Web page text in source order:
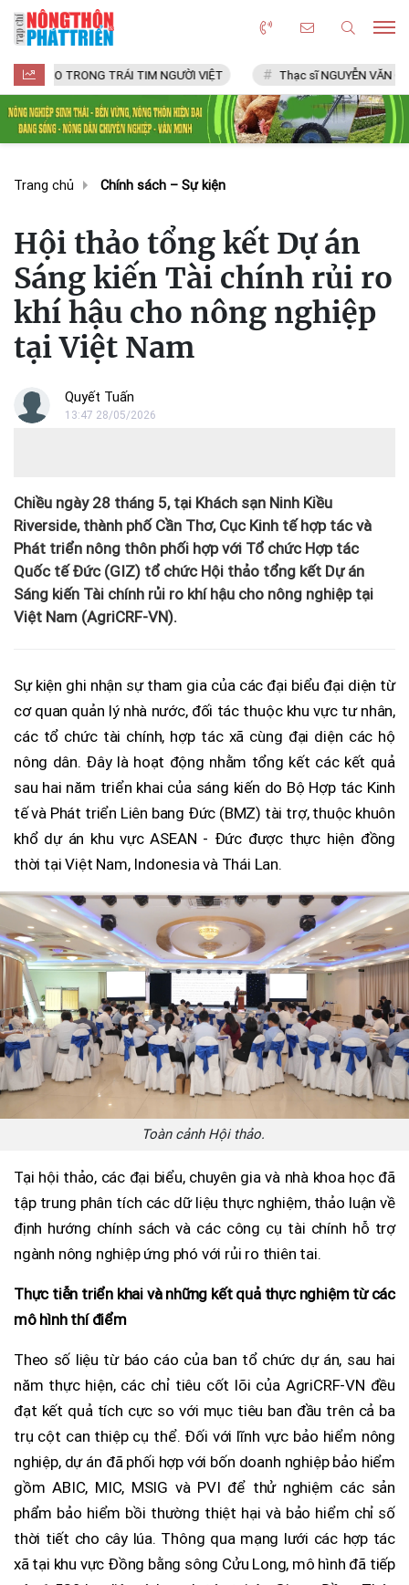
TRÁI TIM NGƯỜI VIỆT Thạc sĩ NGUYỄN VĂN CHÍ LÀNG
Trang chủ Chính sách – Sự kiện
Hội thảo tổng kết Dự án
Sáng kiến Tài chính rủi ro
khí hậu cho nông nghiệp
tại Việt Nam
Quyết Tuấn
13:47 28/05/2026
Chiều ngày 28 tháng 5, tại Khách sạn Ninh Kiều
Riverside, thành phố Cần Thơ, Cục Kinh tế hợp tác và
Phát triển nông thôn phối hợp với Tổ chức Hợp tác
Quốc tế Đức (GIZ) tổ chức Hội thảo tổng kết Dự án
Sáng kiến Tài chính rủi ro khí hậu cho nông nghiệp tại
Việt Nam (AgriCRF-VN).
Sự kiện ghi nhận sự tham gia của các đại biểu đại diện từ
cơ quan quản lý nhà nước, đối tác thuộc khu vực tư nhân,
các tổ chức tài chính, hợp tác xã cùng đại diện các hộ
nông dân. Đây là hoạt động nhằm tổng kết các kết quả
sau hai năm triển khai của sáng kiến do Bộ Hợp tác Kinh
tế và Phát triển Liên bang Đức (BMZ) tài trợ, thuộc khuôn
khổ dự án khu vực ASEAN - Đức được thực hiện đồng
thời tại Việt Nam, Indonesia và Thái Lan.
Toàn cảnh Hội thảo.
Tại hội thảo, các đại biểu, chuyên gia và nhà khoa học đã
tập trung phân tích các dữ liệu thực nghiệm, thảo luận về
định hướng chính sách và các công cụ tài chính hỗ trợ
ngành nông nghiệp ứng phó với rủi ro thiên tai.
Thực tiễn triển khai và những kết quả thực nghiệm từ các
mô hình thí điểm
Theo số liệu từ báo cáo của ban tổ chức dự án, sau hai
năm thực hiện, các chỉ tiêu cốt lõi của AgriCRF-VN đều
đạt kết quả tích cực so với mục tiêu ban đầu trên cả ba
trụ cột can thiệp cụ thể. Đối với lĩnh vực bảo hiểm nông
nghiệp, dự án đã phối hợp với bốn doanh nghiệp bảo hiểm
gồm ABIC, MIC, MSIG và PVI để thử nghiệm các sản
phẩm bảo hiểm bồi thường thiệt hại và bảo hiểm chỉ số
thời tiết cho cây lúa. Thông qua mạng lưới các hợp tác
xã tại khu vực Đồng bằng sông Cửu Long, mô hình đã tiếp